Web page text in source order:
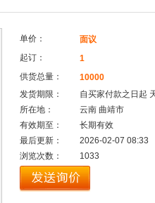
单价：
面议
起订：
1
供货总量：
10000
发货期限：
自买家付款之日起
所在地：
云南 曲靖市
有效期至：
长期有效
最后更新：
2026-02-07 08:33
浏览次数：
1033